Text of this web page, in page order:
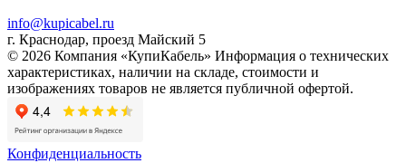
info@kupicabel.ru
г. Краснодар, проезд Майский 5
© 2026 Компания «КупиКабель» Информация о технических
характеристиках, наличии на складе, стоимости и
изображениях товаров не является публичной офертой.
Конфиденциальность